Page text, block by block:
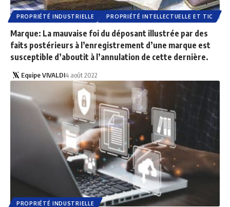
PROPRIÉTÉ INDUSTRIELLE PROPRIÉTÉ INTELLECTUELLE ET TIC
Marque: La mauvaise foi du déposant illustrée par des
faits postérieurs à l’enregistrement d’une marque est
susceptible d’aboutit à l’annulation de cette dernière.
Equipe VIVALDI4 août 2022
PROPRIÉTÉ INDUSTRIELLE